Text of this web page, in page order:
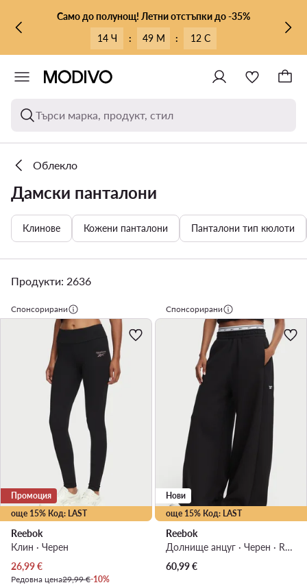
КЪМ ОСНОВНОТО СЪДЪРЖАНИЕ
КЪМ ТЪРСЕНЕСамо до полунощ! Летни отстъпки до -35%
14 Ч
: 49 М : 09 С
Търси марка, продукт, стил
Облекло
Дамски панталони
Клинове Кожени панталони Панталони тип кюлоти
Продукти: 2636
Спонсорирани
още 15% Код: LAST
Промоция
Reebok
Клин · Черен
Актуална цена
26,99€
Редовна цена29,99 €-10%
Спонсорирани
още 15% Код: LAST
Нови
Reebok
Долнище анцуг · Черен · Regular Fit
60,99€